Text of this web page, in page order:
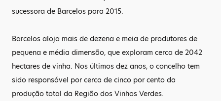
sucessora de Barcelos para 2015.
Barcelos aloja mais de dezena e meia de produtores de
pequena e média dimensão, que exploram cerca de 2042
hectares de vinha. Nos últimos dez anos, o concelho tem
sido responsável por cerca de cinco por cento da
produção total da Região dos Vinhos Verdes.